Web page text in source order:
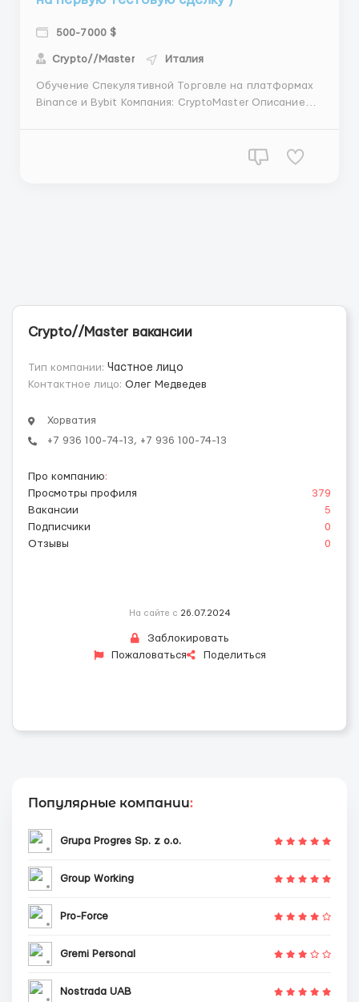
500-7000 $
Crypto//Master Италия
Обучение Спекулятивной Торговле на платформах
Binance и Bybit Компания: CryptoMaster Описание
платформах Binance и Bybit. Наш курс разработан
Crypto//Master вакансии
Тип компании: Частное лицо
Контактное лицо: Олег Медведев
Хорватия
+7 936 100-74-13, +7 936 100-74-13
Про компанию:
Просмотры профиля
379
Вакансии
5
Подписчики
0
Отзывы
0
На сайте с 26.07.2024
Заблокировать
Пожаловаться
Поделиться
Популярные компании:
Grupa Progres Sp. z o.o.
Group Working
Pro-Force
Gremi Personal
Nostrada UAB